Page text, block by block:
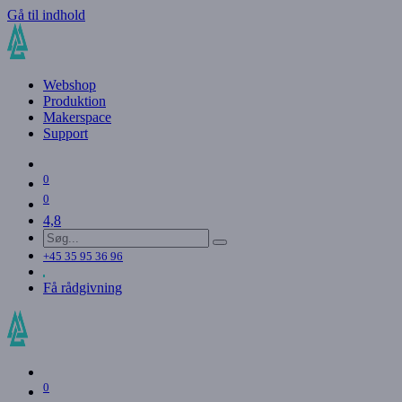
Gå til indhold
Webshop
Produktion
Makerspace
Support
0
0
4,8
+45 35 95 36 96
Få rådgivning
0